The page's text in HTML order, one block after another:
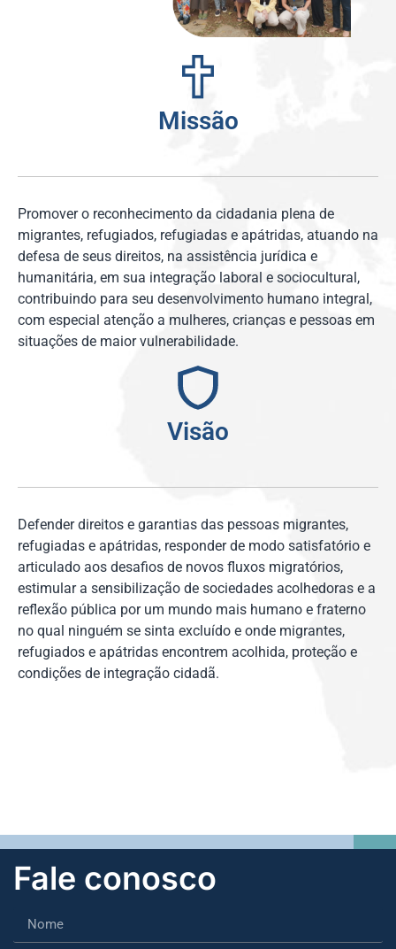
Missão
Promover o reconhecimento da cidadania plena de
migrantes, refugiados, refugiadas e apátridas, atuando na
defesa de seus direitos, na assistência jurídica e
humanitária, em sua integração laboral e sociocultural,
contribuindo para seu desenvolvimento humano integral,
com especial atenção a mulheres, crianças e pessoas em
situações de maior vulnerabilidade.
Visão
Defender direitos e garantias das pessoas migrantes,
refugiadas e apátridas, responder de modo satisfatório e
articulado aos desafios de novos fluxos migratórios,
estimular a sensibilização de sociedades acolhedoras e a
reflexão pública por um mundo mais humano e fraterno
no qual ninguém se sinta excluído e onde migrantes,
refugiados e apátridas encontrem acolhida, proteção e
condições de integração cidadã.
Fale conosco